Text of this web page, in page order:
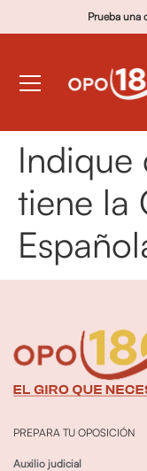
Prueba una
Indique
tiene la
PREPARA TU OPOSICIÓN
Auxilio judicial